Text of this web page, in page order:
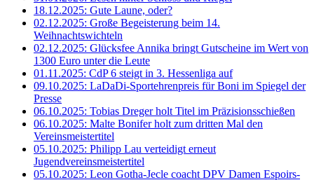
18.12.2025: Gute Laune, oder?
02.12.2025: Große Begeisterung beim 14.
Weihnachtswichteln
02.12.2025: Glücksfee Annika bringt Gutscheine im Wert von
1300 Euro unter die Leute
01.11.2025: CdP 6 steigt in 3. Hessenliga auf
09.10.2025: LaDaDi-Sportehrenpreis für Boni im Spiegel der
Presse
06.10.2025: Tobias Dreger holt Titel im Präzisionsschießen
06.10.2025: Malte Bonifer holt zum dritten Mal den
Vereinsmeistertitel
05.10.2025: Philipp Lau verteidigt erneut
Jugendvereinsmeistertitel
05.10.2025: Leon Gotha-Jecle coacht DPV Damen Espoirs-